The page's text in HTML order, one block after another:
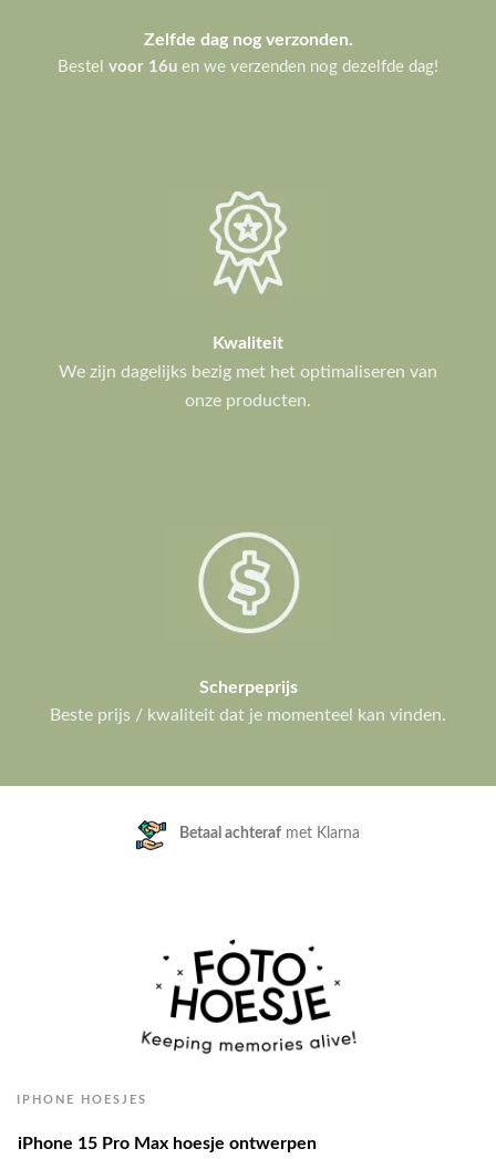
Zelfde dag nog verzonden.
Bestel voor 16u en we verzenden nog dezelfde dag!
Kwaliteit
We zijn dagelijks bezig met het optimaliseren van
onze producten.
Scherpeprijs
Beste prijs / kwaliteit dat je momenteel kan vinden.
Klanten geven ons een9.3/10
IPHONE HOESJES
iPhone 15 Pro Max hoesje ontwerpen